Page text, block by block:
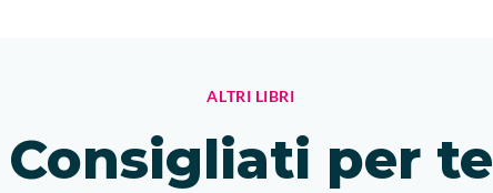
ALTRI LIBRI
Consigliati per te